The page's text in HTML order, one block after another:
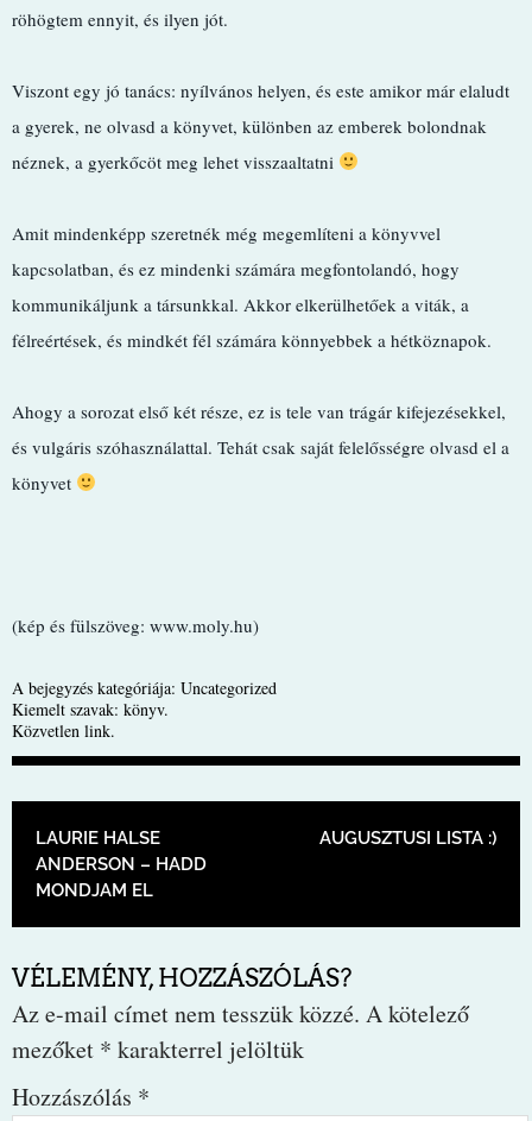
röhögtem ennyit, és ilyen jót.
Viszont egy jó tanács: nyílvános helyen, és este amikor már elaludt
a gyerek, ne olvasd a könyvet, különben az emberek bolondnak
néznek, a gyerkőcöt meg lehet visszaaltatni
Amit mindenképp szeretnék még megemlíteni a könyvvel
kapcsolatban, és ez mindenki számára megfontolandó, hogy
kommunikáljunk a társunkkal. Akkor elkerülhetőek a viták, a
félreértések, és mindkét fél számára könnyebbek a hétköznapok.
Ahogy a sorozat első két része, ez is tele van trágár kifejezésekkel,
és vulgáris szóhasználattal. Tehát csak saját felelősségre olvasd el a
könyvet
(kép és fülszöveg: www.moly.hu)
A bejegyzés kategóriája: Uncategorized
Kiemelt szavak: könyv.
Közvetlen link.
BEJEGYZÉS NAVIGÁCIÓ
LAURIE HALSE
ANDERSON – HADD
MONDJAM EL
AUGUSZTUSI LISTA :)
VÉLEMÉNY, HOZZÁSZÓLÁS?
Az e-mail címet nem tesszük közzé. A kötelező
mezőket * karakterrel jelöltük
Hozzászólás *